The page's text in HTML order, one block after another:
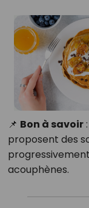
📌 Bon à savoir:
proposent des
acouphènes.